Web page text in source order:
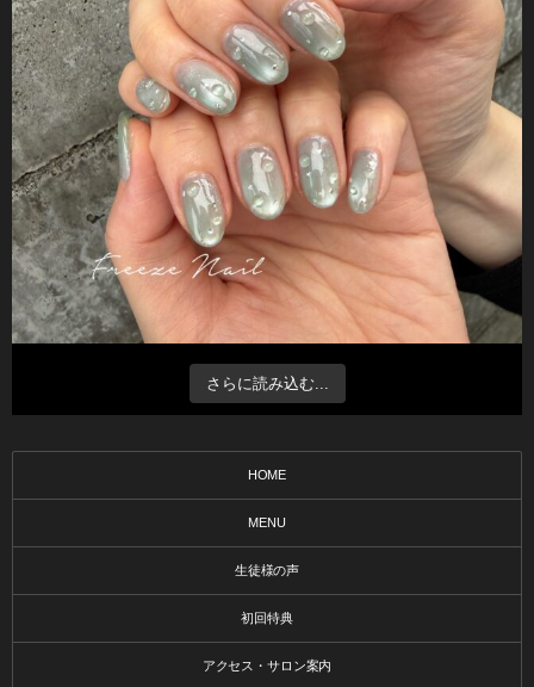
さらに読み込む...
HOME
MENU
生徒様の声
初回特典
アクセス・サロン案内